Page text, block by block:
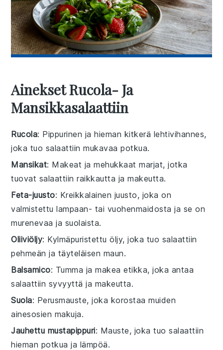
Ainekset Rucola- Ja
Mansikkasalaattiin
Rucola: Pippurinen ja hieman kitkerä lehtivihannes,
joka tuo salaattiin mukavaa potkua.
Mansikat: Makeat ja mehukkaat marjat, jotka
tuovat salaattiin raikkautta ja makeutta.
Feta-juusto: Kreikkalainen juusto, joka on
valmistettu lampaan- tai vuohenmaidosta ja se on
murenevaa ja suolaista.
Oliiviöljy: Kylmäpuristettu öljy, joka tuo salaattiin
pehmeän ja täyteläisen maun.
Balsamico: Tumma ja makea etikka, joka antaa
salaattiin syvyyttä ja makeutta.
Suola: Perusmauste, joka korostaa muiden
ainesosien makuja.
Jauhettu mustapippuri: Mauste, joka tuo salaattiin
hieman potkua ja lämpöä.